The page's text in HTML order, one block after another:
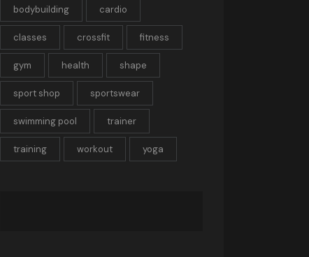
bodybuilding cardio
classes crossfit fitness
gym health shape
sport shop sportswear
swimming pool trainer
training workout yoga